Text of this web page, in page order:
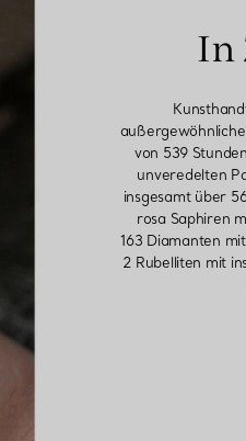
In
von 539
unveredelten
insgesamt über
rosa Saphiren
163 Diamanten
2 Rubelliten mit